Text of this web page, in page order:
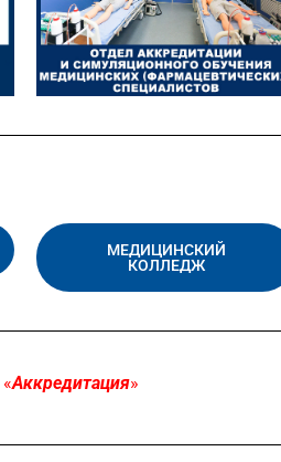
МЕДИЦИНСКИЙ
КОЛЛЕДЖ
«Аккредитация»